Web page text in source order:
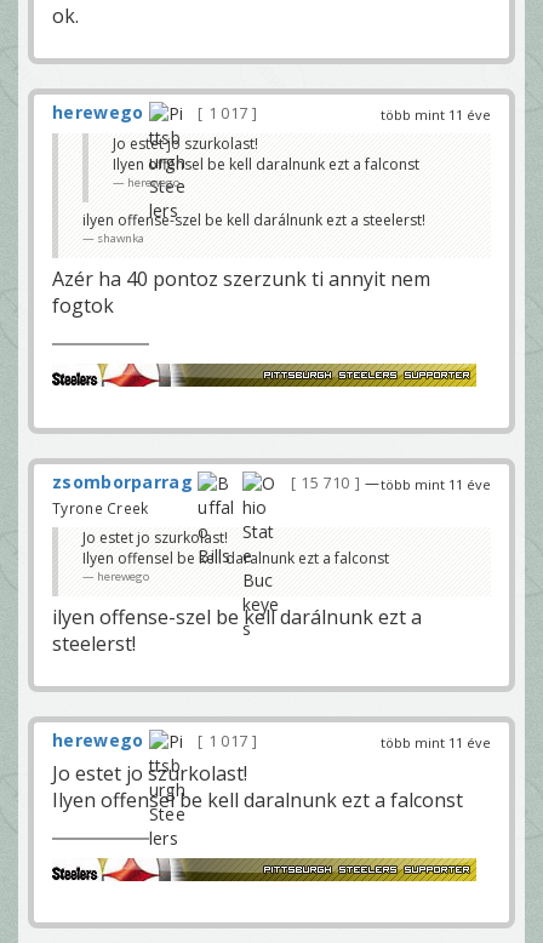
ok.
több mint 11 éve
herewego
1 017
Jo estet jo szurkolast!
Ilyen offensel be kell daralnunk ezt a falconst
herewego
ilyen offense-szel be kell darálnunk ezt a steelerst!
shawnka
Azér ha 40 pontoz szerzunk ti annyit nem
fogtok
több mint 11 éve
zsomborparrag 15 710
—
Tyrone Creek
Jo estet jo szurkolast!
Ilyen offensel be kell daralnunk ezt a falconst
herewego
ilyen offense-szel be kell darálnunk ezt a
steelerst!
több mint 11 éve
herewego 1 017
Jo estet jo szurkolast!
Ilyen offensel be kell daralnunk ezt a falconst